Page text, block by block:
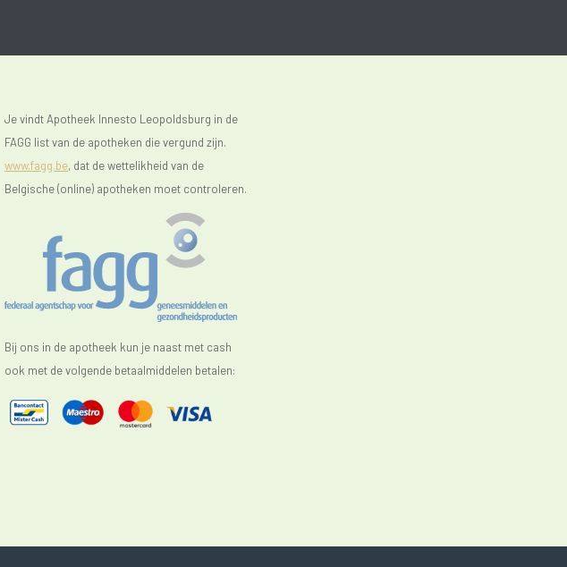
Je vindt Apotheek Innesto Leopoldsburg in de
FAGG list van de apotheken die vergund zijn.
www.fagg.be, dat de wettelikheid van de
Belgische (online) apotheken moet controleren.
Bij ons in de apotheek kun je naast met cash
ook met de volgende betaalmiddelen betalen: